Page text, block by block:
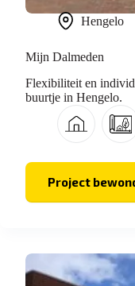
Hengelo
Mijn Dalmeden
Flexibiliteit en
buurtje in Hengelo.
Project
Mijn